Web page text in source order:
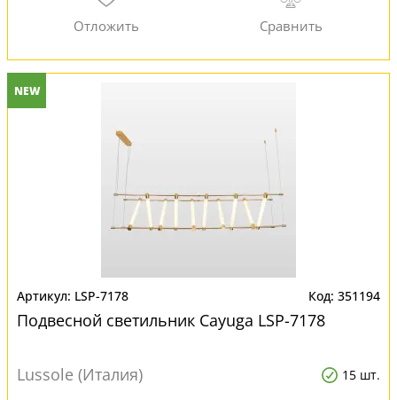
NEW
LSP-7178 351194
Подвесной светильник Cayuga LSP-7178
Lussole (Италия) 15 шт.